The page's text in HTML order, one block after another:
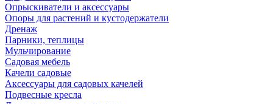
Опрыскиватели и аксессуары
Опоры для растений и кустодержатели
Дренаж
Парники, теплицы
Мульчирование
Садовая мебель
Качели садовые
Аксессуары для садовых качелей
Подвесные кресла